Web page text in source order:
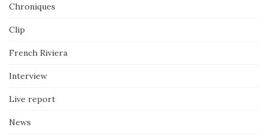
Chroniques
Clip
French Riviera
Interview
Live report
News